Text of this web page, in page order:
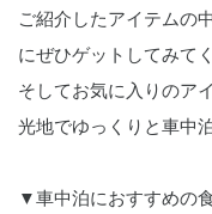
ご紹介したアイテムの
にぜひゲットしてみて
そしてお気に入りのア
光地でゆっくりと車中
▼車中泊におすすめの